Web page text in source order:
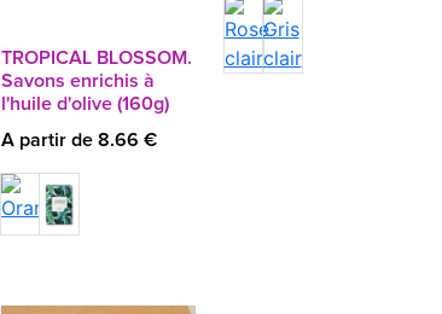
TROPICAL BLOSSOM.
Savons enrichis à
l'huile d'olive (160g)
A partir de 8.66 €